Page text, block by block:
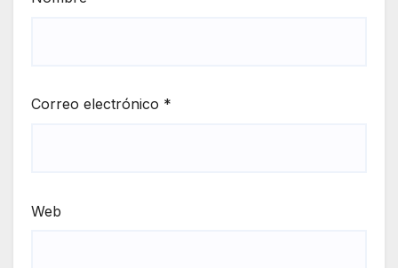
Correo electrónico *
Web